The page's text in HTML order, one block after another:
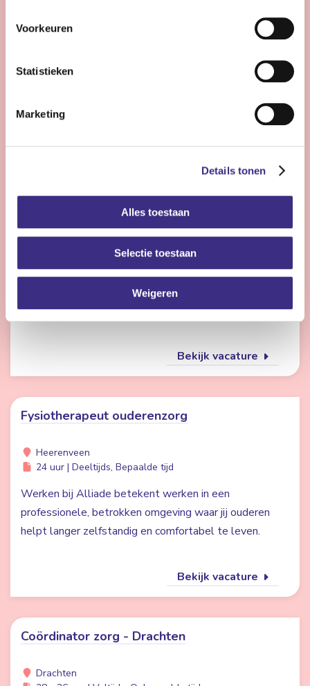
Voorkeuren
Statistieken
Marketing
Details tonen
Alles toestaan
Selectie toestaan
Weigeren
Ben jij een persoonlijk begeleider die energie krijgt van
complexe zorg en kleine successen groots weet te
Bekijk vacature
Nog 23 dagen
4 - 28 uur | Deeltijds, Onbepaalde tijd
Wil jij met meerdere doelgroepen werken en elke dag
iets anders doen? Dan is de flexpool echt iets voor jou.
Je werkt op verschillende locaties in de
gehandicaptenzorg, jeugdzorg of ouderenzorg.
Bekijk vacature
Fysiotherapeut ouderenzorg
Heerenveen
24 uur | Deeltijds, Bepaalde tijd
Werken bij Alliade betekent werken in een
professionele, betrokken omgeving waar jij ouderen
helpt langer zelfstandig en comfortabel te leven.
Bekijk vacature
Coördinator zorg - Drachten
Drachten